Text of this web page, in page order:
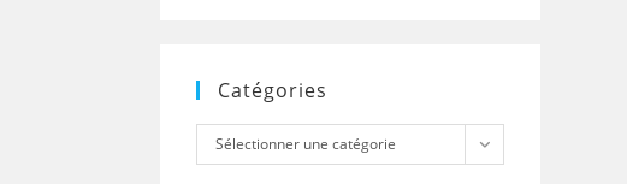
Catégories
Catégories
Sélectionner une catégorie